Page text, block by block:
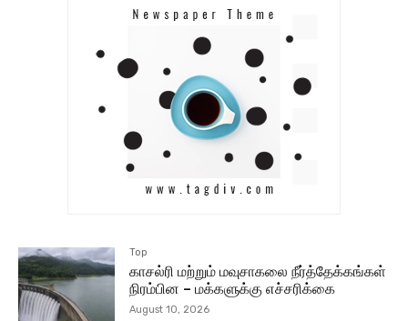
Top
காசல்ரி மற்றும் மவுசாகலை நீர்த்தேக்கங்கள்
நிரம்பின – மக்களுக்கு எச்சரிக்கை
August 10, 2026